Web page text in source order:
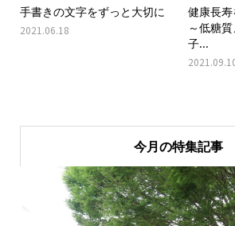
手書きの文字をずっと大切に
2021.06.18
健康長
～低糖
子...
今月の特集記事